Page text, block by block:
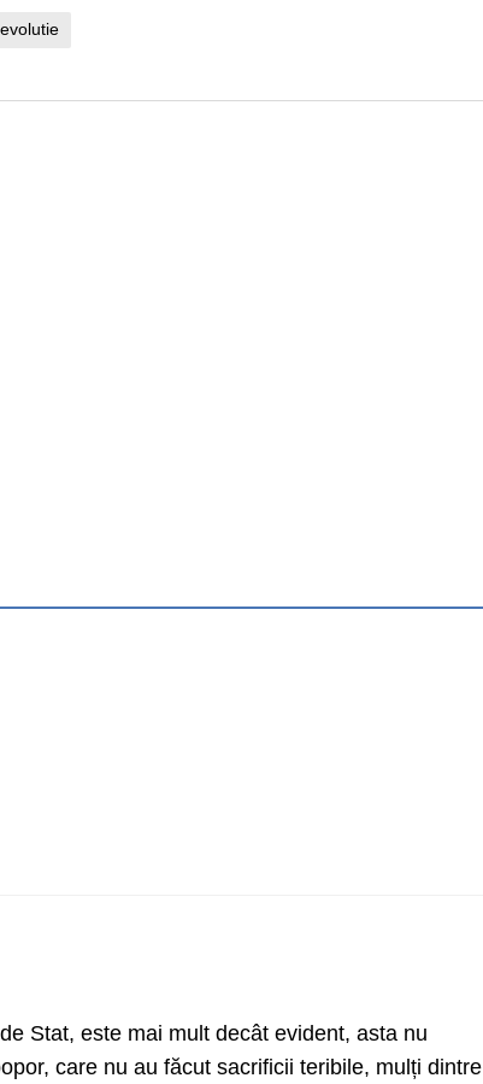
Stat, este mai mult decât evident, asta nu
care nu au făcut sacrificii teribile, mulți dintre